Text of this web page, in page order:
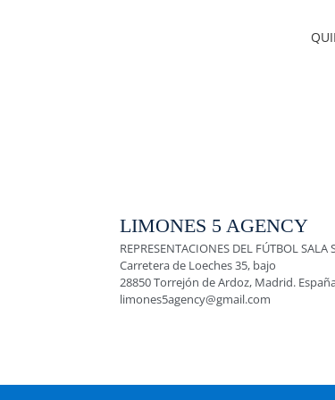
LIMONES 5 AGENCY
REPRESENTACIONES DEL FÚTBOL SALA
Carretera de Loeches 35, bajo
28850 Torrejón de Ardoz, Madrid.
limones5agency@gmail.com